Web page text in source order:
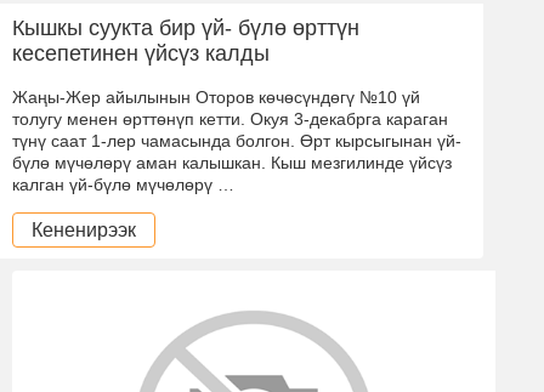
Кышкы суукта бир үй- бүлө өрттүн
кесепетинен үйсүз калды
Жаңы-Жер айылынын Оторов көчөсүндөгү №10 үй
толугу менен өрттөнүп кетти. Окуя 3-декабрга караган
түнү саат 1-лер чамасында болгон. Өрт кырсыгынан үй-
бүлө мүчөлөрү аман калышкан. Кыш мезгилинде үйсүз
калган үй-бүлө мүчөлөрү …
Кененирээк